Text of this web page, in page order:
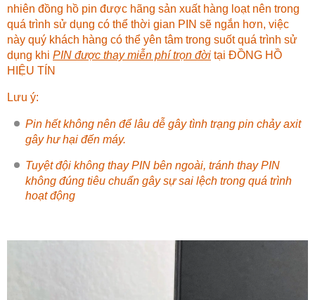
nhiên đồng hồ pin được hãng sản xuất hàng loạt nên trong
quá trình sử dụng có thể thời gian PIN sẽ ngắn hơn, việc
này quý khách hàng có thể yên tâm trong suốt quá trình sử
dụng khi PIN được thay miễn phí trọn đời tại ĐỒNG HỒ
HIỆU TÍN
Lưu ý:
Pin hết không nên để lâu dễ gây tình trạng pin chảy axit
gây hư hại đến máy.
Tuyệt đội không thay PIN bên ngoài, tránh thay PIN
không đúng tiêu chuẩn gây sự sai lệch trong quá trình
hoạt động